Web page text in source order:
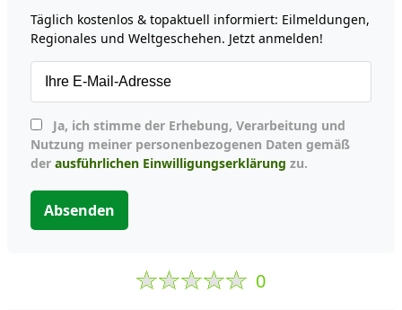
Täglich kostenlos & topaktuell informiert: Eilmeldungen,
Regionales und Weltgeschehen. Jetzt anmelden!
Nutzung meiner personenbezogenen Daten gemäß
der ausführlichen Einwilligungserklärung zu.
Absenden
0